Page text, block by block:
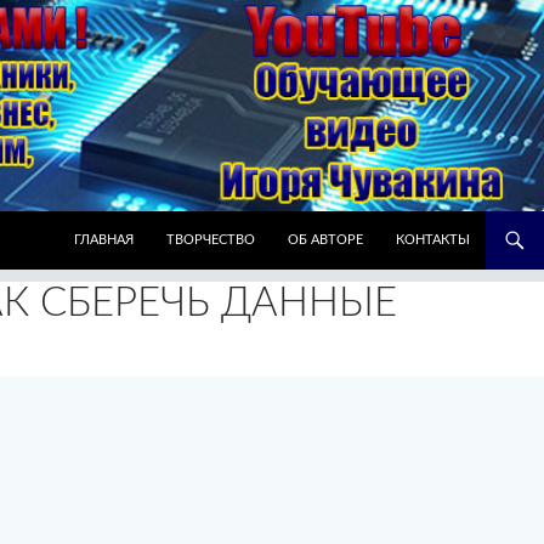
ГЛАВНАЯ
ТВОРЧЕСТВО ОБ АВТОРЕ КОНТАКТЫ
СБЕРЕЧЬ ДАННЫЕ